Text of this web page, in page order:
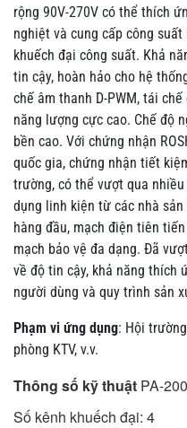
rộng 90V-270V có thể thích
nghiệt và cung cấp công
khuếch đại công suất. Khả
tin cậy, hoàn hảo cho hệ
chế âm thanh D-PWM, tái
năng lượng cực cao. Chế độ
bền cao. Với chứng nhận
quốc gia, chứng nhận tiết
trường, có thể vượt qua
dụng linh kiện từ các nhà
hàng đầu, mạch điện tiên
mạch bảo vệ đa dạng. Đã
về độ tin cậy, khả năng thích
người dùng và quy trình sản
Phạm vi ứng dụng: Hội
phòng KTV, v.v.
Thông số kỹ thuật PA-
Số kênh khuếch đại: 4